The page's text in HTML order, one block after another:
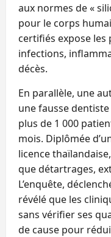
aux normes de «
pour le corps
certifiés expose les
infections,
décès.
En parallèle, une
une fausse
plus de 1 000
mois. Diplômée
licence
que détartrages,
L’enquête,
révélé que les
sans vérifier ses
de cause pour